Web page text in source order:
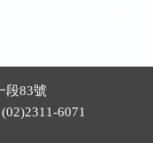
段83號
6071